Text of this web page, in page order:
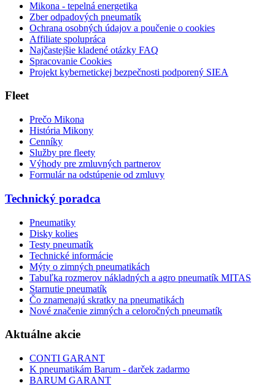
Mikona - tepelná energetika
Zber odpadových pneumatík
Ochrana osobných údajov a poučenie o cookies
Affiliate spolupráca
Najčastejšie kladené otázky FAQ
Spracovanie Cookies
Projekt kybernetickej bezpečnosti podporený SIEA
Fleet
Prečo Mikona
História Mikony
Cenníky
Služby pre fleety
Výhody pre zmluvných partnerov
Formulár na odstúpenie od zmluvy
Technický poradca
Pneumatiky
Disky kolies
Testy pneumatík
Technické informácie
Mýty o zimných pneumatikách
Tabuľka rozmerov nákladných a agro pneumatík MITAS
Starnutie pneumatík
Čo znamenajú skratky na pneumatikách
Nové značenie zimných a celoročných pneumatík
Aktuálne akcie
CONTI GARANT
K pneumatikám Barum - darček zadarmo
BARUM GARANT